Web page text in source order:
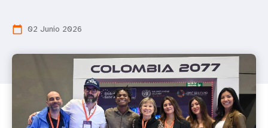
calendar_today 02 Junio 2026